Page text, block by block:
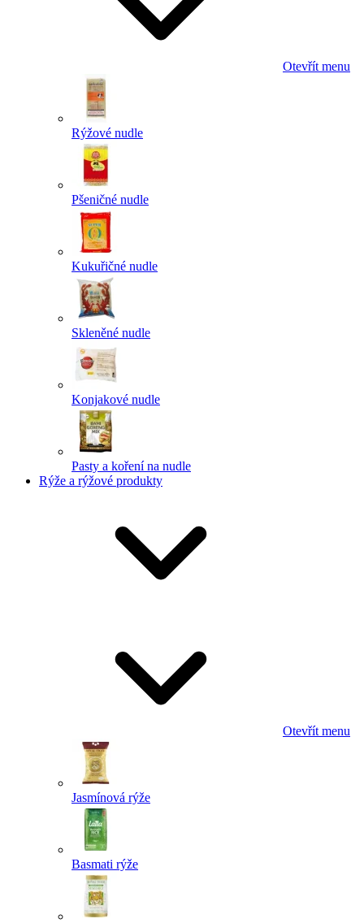
Otevřít menu
Rýžové nudle
Pšeničné nudle
Kukuřičné nudle
Skleněné nudle
Konjakové nudle
Pasty a koření na nudle
Rýže a rýžové produkty
Otevřít menu
Jasmínová rýže
Basmati rýže